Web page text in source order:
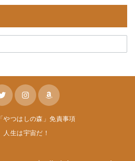
「やつはしの森」免責事項
人生は宇宙だ！